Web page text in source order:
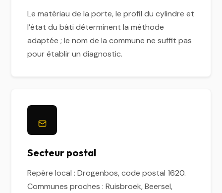
Le matériau de la porte, le profil du cylindre et
l’état du bâti déterminent la méthode
adaptée ; le nom de la commune ne suffit pas
pour établir un diagnostic.
Secteur postal
Repère local : Drogenbos, code postal 1620.
Communes proches : Ruisbroek, Beersel,